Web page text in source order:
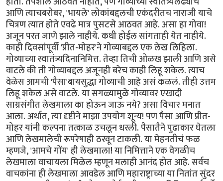
आणि त्याचबरोबर, 'भायले' लोकांबद्दलची एकंदरीतच नाराजी याचे
चित्रण त्यात होते एवढे मात्र पुसटसे आठवत आहे. असा हा गोवा!
अजून परत जाणे झाले नाहीये. कधी होईल सांगताही येत नाहीये.
काही दिवसांपूर्वी 'प्रीत-मोहर'ने गोव्याबद्दल एक लेख लिहिला.
गोव्याच्या स्वातंत्र्यदिनानिमित्त. तेव्हा तिची ओळख झाली आणि असे
वाटले की ती गोव्याबद्दल अजूनही बरेच काही लिहू शकेल. त्याच
वेळेस आमची 'पैसा'बायसुद्धा गोव्याची आहे असं कळलं. तीही उत्तम
लिहू शकेल असे वाटले. या सगळ्यामुळे गोव्यावर एखादी
साग्रसंगीत लेखमाला का होऊन जाऊ नये? असा विचार मनात
आला. अर्थात, त्या दृष्टीने माझा उपयोग शून्य! पण पैसा आणि प्रीत-
मोहर यांनी कल्पना तत्काळ उचलून धरली. पैसातैने पुढाकार घेतला
आणि लेखमालेची रूपरेषाही ठरवून टाकली. या मेहनतीचं फळ
म्हणजे, 'आमचे गोंय' ही लेखमाला! या निमित्ताने एक वेगळीच
लेखमाला वाचायला मिळेल म्हणून मलाही आनंद होत आहे. सर्वच
वाचकांना ही लेखमाला आवडेल आणि महाराष्ट्राच्या या नितांत सुंदर